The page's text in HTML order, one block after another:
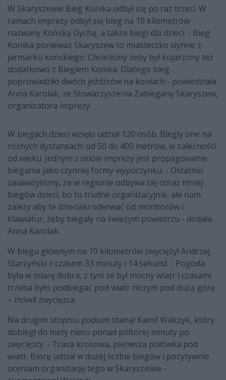
W Skaryszewie Bieg Konika odbył się po raz trzeci. W
ramach imprezy odbył się bieg na 10 kilometrów
nazwany Końską Dychą, a także biegi dla dzieci. - Bieg
Konika ponieważ Skaryszew to miasteczko słynne z
jarmarku końskiego. Chcieliśmy żeby był kojarzony też
dodatkowo z Biegiem Konika. Dlatego bieg
poprowadziło dwóch jeźdźców na koniach - powiedziała
Anna Karolak, ze Stowarzyszenia Zabiegany Skaryszew,
organizatora imprezy.
W biegach dzieci wzięło udział 120 osób. Biegły one na
różnych dystansach: od 50 do 400 metrów, w zależności
od wieku. Jednym z celów imprezy jest propagowanie
biegania jako czynnej formy wypoczynku. - Ostatnio
zauważyliśmy, że w regionie odbywa się coraz mniej
biegów dzieci, bo to trudne organizacyjnie, ale nam
zależy aby te dzieciaki oderwać od monitorów i
klawiatur, żeby biegały na świeżym powietrzu - dodała
Anna Karolak.
W biegu głównym na 10 kilometrów zwyciężył Andrzej
Starżyński z czasem 33 minuty i 14 sekund. - Pogoda
była w miarę dobra, z tym że był mocny wiatr i czasami
trzeba było podbiegać pod wiatr niczym pod dużą górę
– mówił zwycięzca.
Na drugim stopniu podium stanął Kamil Walczyk, który
dobiegł do mety nieco ponad półtorej minuty po
zwycięzcy. - Trasa krosowa, pierwsza połówka pod
wiatr. Biorę udział w dużej liczbie biegów i pozytywnie
oceniam organizację tego w Skaryszewie -